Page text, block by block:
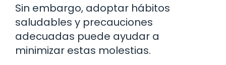
Sin embargo, adoptar hábitos
saludables y precauciones
adecuadas puede ayudar a
minimizar estas molestias.